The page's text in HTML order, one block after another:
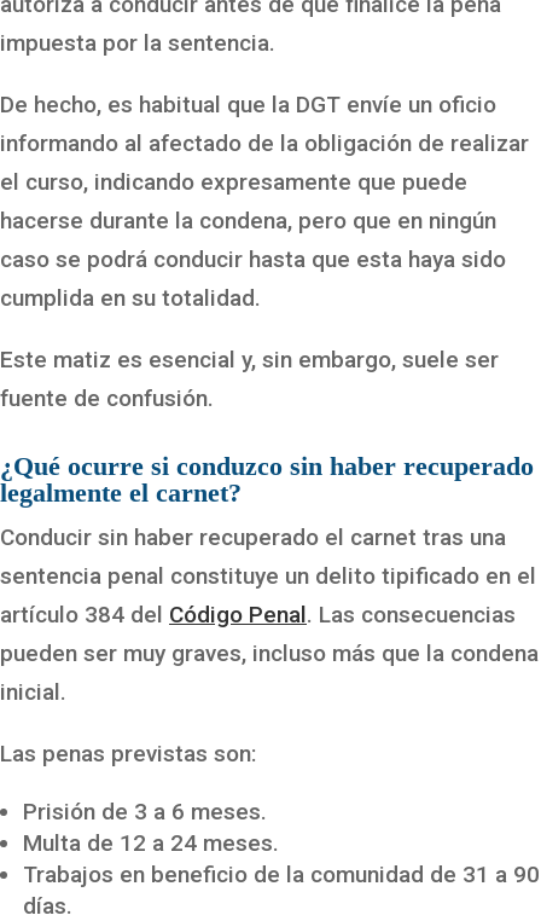
impuesta por la sentencia.
De hecho, es habitual que la DGT envíe un oficio
informando al afectado de la obligación de realizar
el curso, indicando expresamente que puede
hacerse durante la condena, pero que en ningún
caso se podrá conducir hasta que esta haya sido
cumplida en su totalidad.
Este matiz es esencial y, sin embargo, suele ser
fuente de confusión.
¿Qué ocurre si conduzco sin haber recuperado
legalmente el carnet?
Conducir sin haber recuperado el carnet tras una
sentencia penal constituye un delito tipificado en el
artículo 384 del Código Penal. Las consecuencias
pueden ser muy graves, incluso más que la condena
inicial.
Las penas previstas son:
Prisión de 3 a 6 meses.
Multa de 12 a 24 meses.
Trabajos en beneficio de la comunidad de 31 a 90
días.